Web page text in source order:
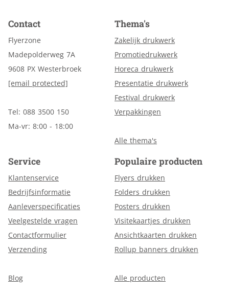
Contact
Flyerzone
Madepolderweg 7A
9608 PX Westerbroek
[email protected]
Tel: 088 3500 150
Ma-vr: 8:00 - 18:00
Thema's
Zakelijk drukwerk
Promotiedrukwerk
Horeca drukwerk
Presentatie drukwerk
Festival drukwerk
Verpakkingen
Alle thema's
Service
Klantenservice
Bedrijfsinformatie
Aanleverspecificaties
Veelgestelde vragen
Contactformulier
Verzending
Blog
Populaire producten
Flyers drukken
Folders drukken
Posters drukken
Visitekaartjes drukken
Ansichtkaarten drukken
Rollup banners drukken
Alle producten